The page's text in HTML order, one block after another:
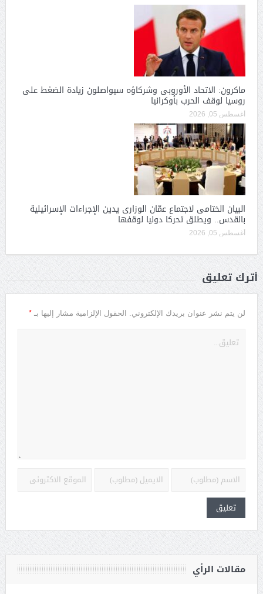
ماكرون: الاتحاد الأوروبى وشركاؤه سيواصلون زيادة الضغط على
روسيا لوقف الحرب بأوكرانيا
أغسطس 05, 2026
البيان الختامى لاجتماع عمّان الوزارى يدين الإجراءات الإسرائيلية
بالقدس.. ويطلق تحركا دوليا لوقفها
أغسطس 05, 2026
أترك تعليق
لن يتم نشر عنوان بريدك الإلكتروني. الحقول الإلزامية مشار إليها بـ *
مقالات الرأي